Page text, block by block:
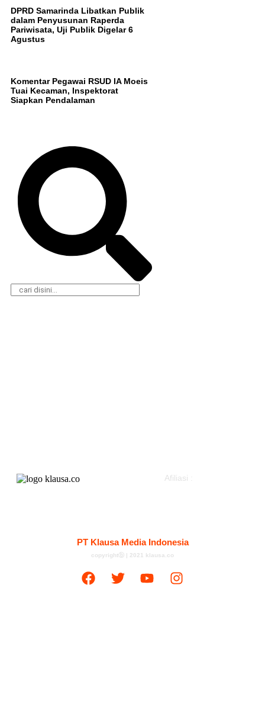
DPRD Samarinda Libatkan Publik
dalam Penyusunan Raperda
Pariwisata, Uji Publik Digelar 6
Agustus
Komentar Pegawai RSUD IA Moeis
Tuai Kecaman, Inspektorat
Siapkan Pendalaman
Afiliasi :
PT Klausa Media Indonesia
copyrightⓑ | 2021 klausa.co